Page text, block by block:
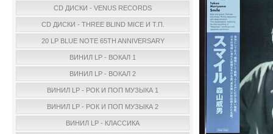
CD ДИСКИ - VENUS RECORDS
CD ДИСКИ - THREE BLIND MICE И Т.П.
20 LP BLUE NOTE 65TH ANNIVERSARY
ВИНИЛ LP - ВОКАЛ 1
ВИНИЛ LP - ВОКАЛ 2
ВИНИЛ LP - РОК И ПОП МУЗЫКА 1
ВИНИЛ LP - РОК И ПОП МУЗЫКА 2
ВИНИЛ LP - КЛАССИКА